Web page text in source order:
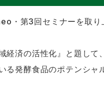
・第3回セミナーを取り
経済の活性化』と題して
る発酵食品のポテンシャ